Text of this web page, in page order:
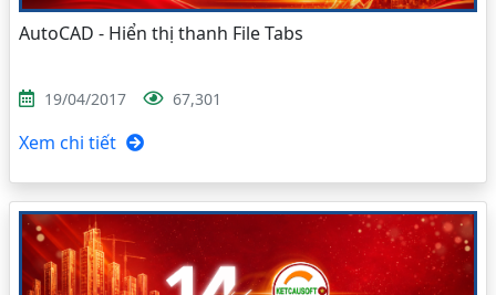
AutoCAD - Hiển thị thanh File Tabs
19/04/2017 67,301
Xem chi tiết